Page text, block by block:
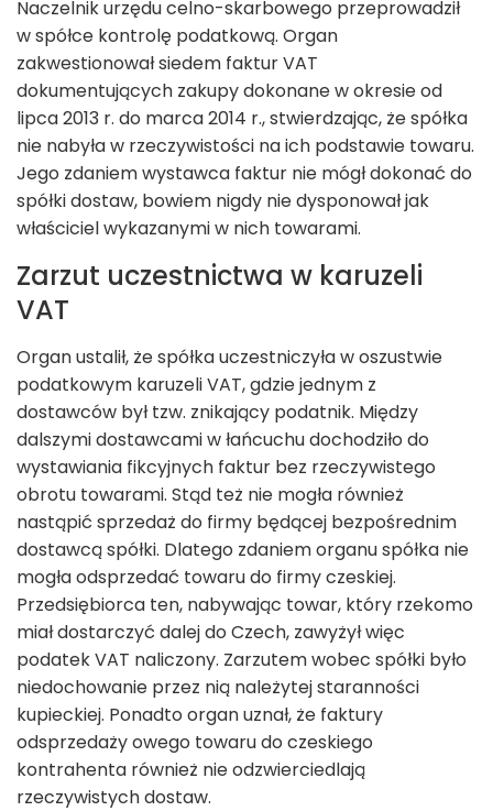
Naczelnik urzędu celno-skarbowego przeprowadził
w spółce kontrolę podatkową. Organ
zakwestionował siedem faktur VAT
dokumentujących zakupy dokonane w okresie od
lipca 2013 r. do marca 2014 r., stwierdzając, że spółka
nie nabyła w rzeczywistości na ich podstawie towaru.
Jego zdaniem wystawca faktur nie mógł dokonać do
spółki dostaw, bowiem nigdy nie dysponował jak
właściciel wykazanymi w nich towarami.
Zarzut uczestnictwa w karuzeli
VAT
Organ ustalił, że spółka uczestniczyła w oszustwie
podatkowym karuzeli VAT, gdzie jednym z
dostawców był tzw. znikający podatnik. Między
dalszymi dostawcami w łańcuchu dochodziło do
wystawiania fikcyjnych faktur bez rzeczywistego
obrotu towarami. Stąd też nie mogła również
nastąpić sprzedaż do firmy będącej bezpośrednim
dostawcą spółki. Dlatego zdaniem organu spółka nie
mogła odsprzedać towaru do firmy czeskiej.
Przedsiębiorca ten, nabywając towar, który rzekomo
miał dostarczyć dalej do Czech, zawyżył więc
podatek VAT naliczony. Zarzutem wobec spółki było
niedochowanie przez nią należytej staranności
kupieckiej. Ponadto organ uznał, że faktury
odsprzedaży owego towaru do czeskiego
kontrahenta również nie odzwierciedlają
rzeczywistych dostaw.